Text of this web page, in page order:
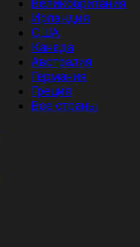
Великобритания
Ирландия
США
Канада
Австралия
Германия
Греция
Все страны